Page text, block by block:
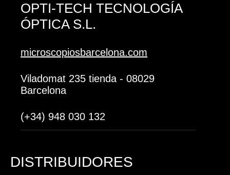
OPTI-TECH TECNOLOGÍA
ÓPTICA S.L.
microscopiosbarcelona.com
Viladomat 235 tienda - 08029
Barcelona
(+34) 948 030 132
DISTRIBUIDORES